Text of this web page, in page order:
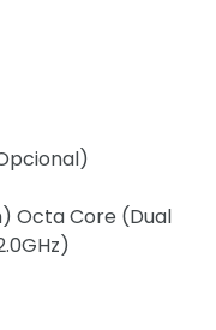
Octa Core (Dual